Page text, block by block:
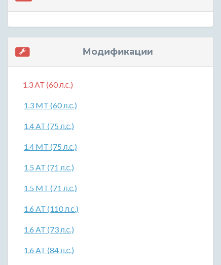
Модификации
1.3 AT (60 л.с.)
1.3 MT (60 л.с.)
1.4 AT (75 л.с.)
1.4 MT (75 л.с.)
1.5 AT (71 л.с.)
1.5 MT (71 л.с.)
1.6 AT (110 л.с.)
1.6 AT (73 л.с.)
1.6 AT (84 л.с.)